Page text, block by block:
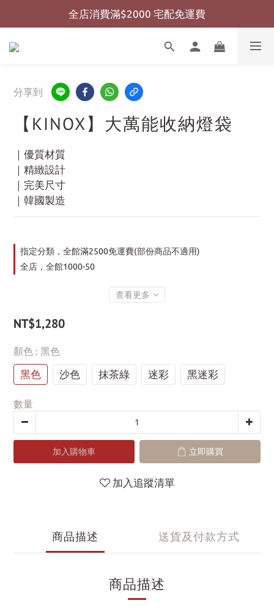
全店消費滿$999 超商免運費
全店消費滿$2000 宅配免運費
全店消費滿$999 超商免運費
分享到
【KINOX】大萬能收納燈袋
｜優質材質
｜精緻設計
｜完美尺寸
｜韓國製造
指定分類，全館滿2500免運費(部份商品不適用)
全店，全館1000-50
查看更多
NT$1,280
顏色 : 黑色
黑色 沙色 抹茶綠 迷彩 黑迷彩
數量
加入購物車 立即購買
加入追蹤清單
商品描述 送貨及付款方式
商品描述